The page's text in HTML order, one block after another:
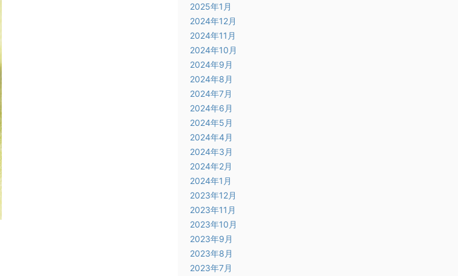
2025年1月
2024年12月
2024年11月
2024年10月
2024年9月
2024年8月
2024年7月
2024年6月
2024年5月
2024年4月
2024年3月
2024年2月
2024年1月
2023年12月
2023年11月
2023年10月
2023年9月
2023年8月
2023年7月